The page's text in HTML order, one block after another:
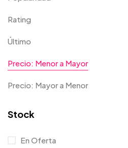
Rating
Último
Precio: Menor a Mayor
Precio: Mayor a Menor
Stock
En Oferta